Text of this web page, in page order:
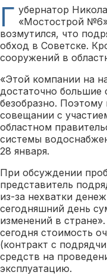
Г убернатор
«Мостострой №6»
возмутился, что
обход в Советске.
сооружений в
«Этой компании на
достаточно большие
безобразно.
совещании с
областном
системы
28 января.
При обсуждении
представитель
из-за нехватки
сегодняшний день
изменений в
сегодня стоимость
(контракт с
средств на
эксплуатацию.